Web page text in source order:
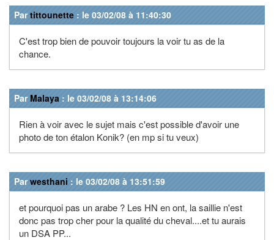
Partittounette : le 03/02/08 à 11:40:30
C'est trop bien de pouvoir toujours la voir tu as de la
chance.
Par Malaya : le 03/02/08 à 13:14:06
Rien à voir avec le sujet mais c'est possible d'avoir une
photo de ton étalon Konik? (en mp si tu veux)
Parwesthani : le 03/02/08 à 13:51:59
et pourquoi pas un arabe ? Les HN en ont, la saillie n'est
donc pas trop cher pour la qualité du cheval....et tu aurais
un DSA PP...